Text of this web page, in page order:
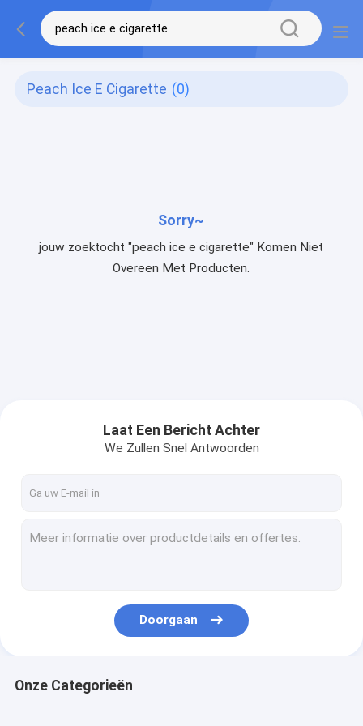
Peach Ice E Cigarette (0)
Sorry~
jouw zoektocht "peach ice e cigarette" Komen Niet
Overeen Met Producten.
Laat Een Bericht Achter
We Zullen Snel Antwoorden
Doorgaan
Onze Categorieën